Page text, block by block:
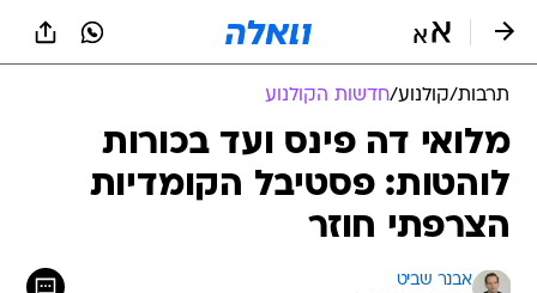
תרבות/קולנוע/חדשות הקולנוע
מלואי דה פינס ועד בכורות
לוהטות: פסטיבל הקומדיות
הצרפתי חוזר
אבנר שביט